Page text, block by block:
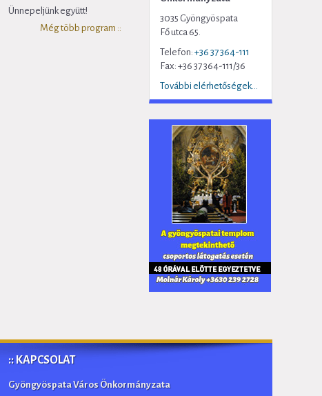
Ünnepeljünk együtt!
Még több program ::
3035 Gyöngyöspata
Fő utca 65.
Telefon:+36 37 364-111
Fax: +36 37 364-111/36
További elérhetőségek...
:: KAPCSOLAT
Gyöngyöspata Város Önkormányzata